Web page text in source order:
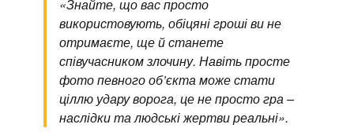
«Знайте, що вас просто
використовують, обіцяні гроші ви не
отримаєте, ще й станете
співучасником злочину. Навіть просте
фото певного об’єкта може стати
ціллю удару ворога, це не просто гра –
наслідки та людські жертви реальні».